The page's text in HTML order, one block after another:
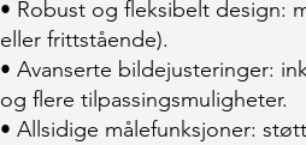
• Robust og fleksibelt design:
eller frittstående).
• Avanserte bildejusteringer:
og flere tilpassingsmuligheter.
• Allsidige målefunksjoner: